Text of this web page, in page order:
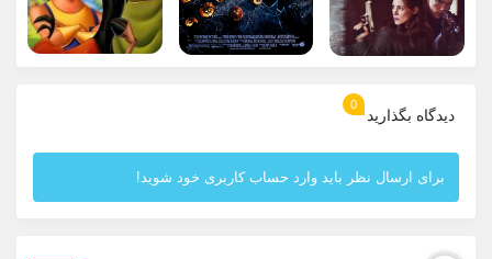
دیدگاه بگذارید
0
برای ارسال نظر باید وارد حساب کاربری خود شوید!